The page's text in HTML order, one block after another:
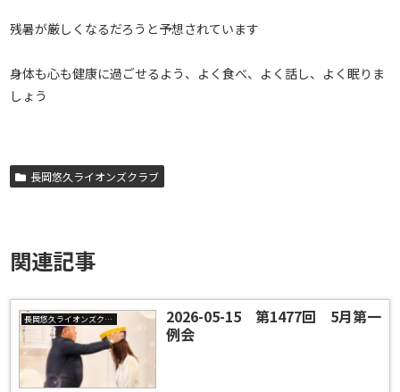
残暑が厳しくなるだろうと予想されています
身体も心も健康に過ごせるよう、よく食べ、よく話し、よく眠りま
しょう
長岡悠久ライオンズクラブ
関連記事
長岡悠久ライオンズクラブ
2026-05-15 第1477回 5月第一
例会